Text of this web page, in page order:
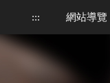
::: 網站導覽